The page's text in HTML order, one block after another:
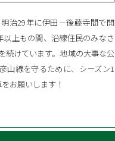
治29年に伊田－後藤寺間で開
以上もの間、沿線住民のみなさ
続けています。地域の大事な公
山線を守るために、シーズン1
お願いします！